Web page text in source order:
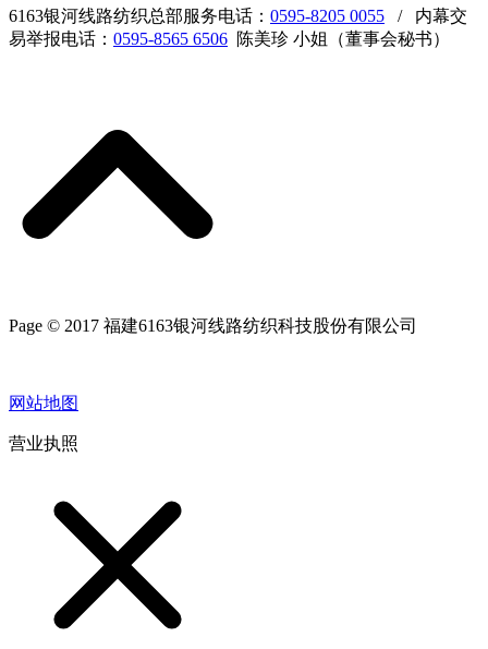
6163银河线路纺织总部服务电话： 0595-8205 0055 / 内幕交
易举报电话： 0595-8565 6506 陈美珍 小姐（董事会秘书）
Page © 2017 福建6163银河线路纺织科技股份有限公司
网站地图
营业执照